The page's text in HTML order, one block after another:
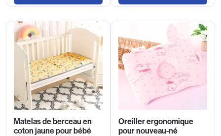
Matelas de berceau en
coton jaune pour bébé
Oreiller ergonomique
pour nouveau-né